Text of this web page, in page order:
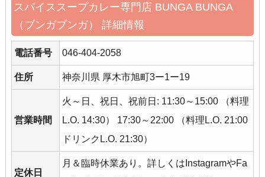
スパイススープカレー専門店 BUNGA BUNGA
（ブンガブンガ） 詳細情報
電話番号 046-404-2058
住所 神奈川県 厚木市旭町3ー1ー19
営業時間
火～日、祝日、祝前日: 11:30～15:00 （料理
L.O. 14:30） 17:30～22:00 （料理L.O. 21:00
ドリンクL.O. 21:30）
定休日
月＆臨時休業あり。詳しくはInstagramやFa